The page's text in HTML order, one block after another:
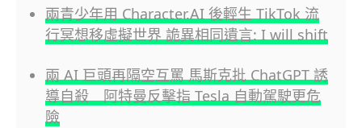
兩青少年用 Character.AI 後輕生 TikTok 流
行冥想移虛擬世界 詭異相同遺言: I will shift
兩 AI 巨頭再隔空互罵 馬斯克批 ChatGPT 誘
導自殺 阿特曼反擊指 Tesla 自動駕駛更危
險